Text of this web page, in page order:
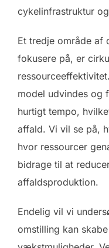
cykelinfrastruktur
Et tredje område af
fokusere på, er
model udvindes og
hurtigt tempo,
affald. Vi vil se på,
hvor ressourcer
bidrage til at
affaldsproduktion.
Endelig vil vi
omstilling kan